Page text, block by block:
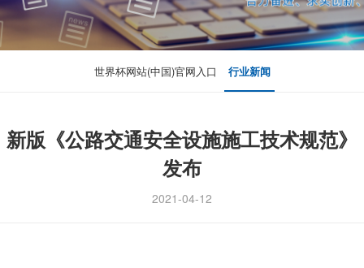
世界杯网站(中国)官网入口 行业新闻
新版《公路交通安全设施施工技术规范》
发布
2021-04-12